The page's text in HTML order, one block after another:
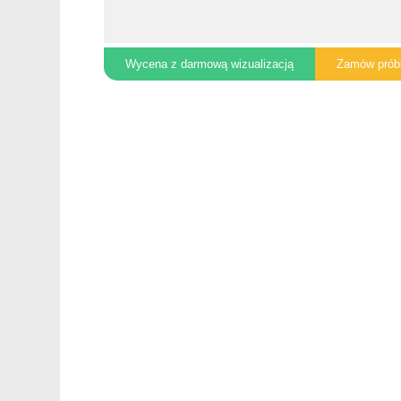
Wycena z darmową wizualizacją Zamów